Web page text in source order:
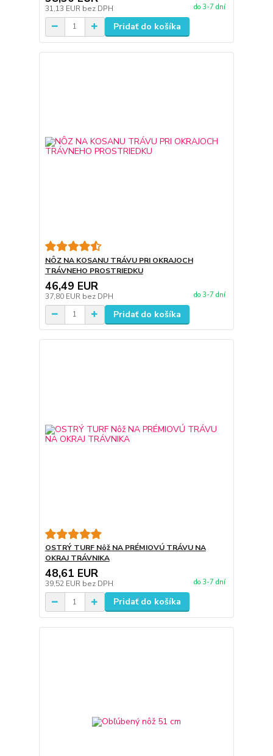
31,13 EUR bez DPH do 3-7 dní
Pridať do košíka
NÔZ NA KOSANU TRÁVU PRI OKRAJOCH
TRÁVNEHO PROSTRIEDKU
46,49 EUR
37,80 EUR bez DPH do 3-7 dní
Pridať do košíka
OSTRÝ TURF Nôž NA PRÉMIOVÚ TRÁVU NA
OKRAJ TRÁVNIKA
48,61 EUR
39,52 EUR bez DPH do 3-7 dní
Pridať do košíka